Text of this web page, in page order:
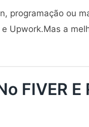
programação ou
Upwork.Mas a
FIVER E